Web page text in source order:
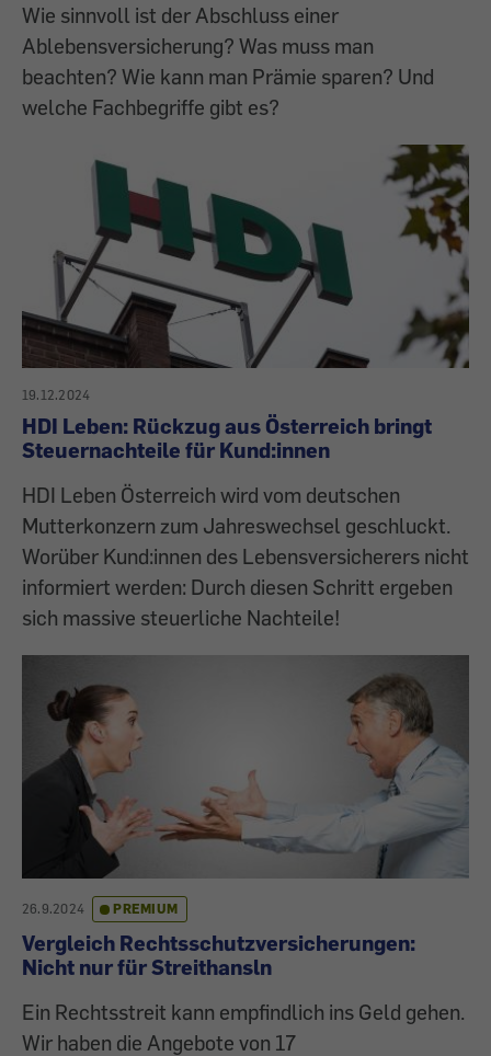
Wie sinnvoll ist der Abschluss einer
Ablebensversicherung? Was muss man
beachten? Wie kann man Prämie sparen? Und
welche Fachbegriffe gibt es?
19.12.2024
HDI Leben: Rückzug aus Österreich bringt
Steuernachteile für Kund:innen
HDI Leben Österreich wird vom deutschen
Mutterkonzern zum Jahreswechsel geschluckt.
Worüber Kund:innen des Lebensversicherers nicht
informiert werden: Durch diesen Schritt ergeben
sich massive steuerliche Nachteile!
26.9.2024 PREMIUM
Vergleich Rechtsschutzversicherungen:
Nicht nur für Streithansln
Ein Rechtsstreit kann empfindlich ins Geld gehen.
Wir haben die Angebote von 17